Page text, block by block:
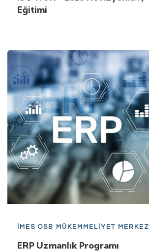
Eğitimi
İMES OSB MÜKEMMELİYET MERKEZİ
ERP Uzmanlık Programı